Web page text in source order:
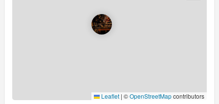
Leaflet | ©OpenStreetMapcontributors